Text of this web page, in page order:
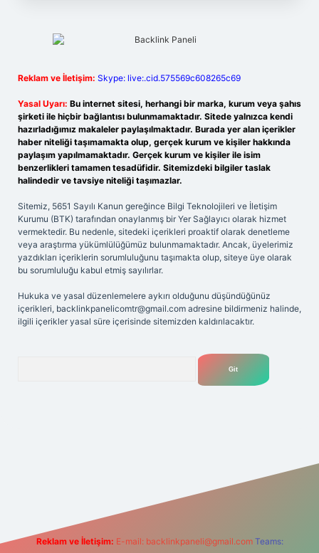
Reklam ve İletişim: Skype: live:.cid.575569c608265c69
Yasal Uyarı: Bu internet sitesi, herhangi bir marka, kurum veya şahıs
şirketi ile hiçbir bağlantısı bulunmamaktadır. Sitede yalnızca kendi
hazırladığımız makaleler paylaşılmaktadır. Burada yer alan içerikler
haber niteliği taşımamakta olup, gerçek kurum ve kişiler hakkında
paylaşım yapılmamaktadır. Gerçek kurum ve kişiler ile isim
benzerlikleri tamamen tesadüfidir. Sitemizdeki bilgiler taslak
halindedir ve tavsiye niteliği taşımazlar.
Sitemiz, 5651 Sayılı Kanun gereğince Bilgi Teknolojileri ve İletişim
Kurumu (BTK) tarafından onaylanmış bir Yer Sağlayıcı olarak hizmet
vermektedir. Bu nedenle, sitedeki içerikleri proaktif olarak denetleme
veya araştırma yükümlülüğümüz bulunmamaktadır. Ancak, üyelerimiz
yazdıkları içeriklerin sorumluluğunu taşımakta olup, siteye üye olarak
bu sorumluluğu kabul etmiş sayılırlar.
Hukuka ve yasal düzenlemelere aykırı olduğunu düşündüğünüz
içerikleri, backlinkpanelicomtr@gmail.com adresine bildirmeniz halinde,
ilgili içerikler yasal süre içerisinde sitemizden kaldırılacaktır.
Reklam ve İletişim: E-mail: backlinkpaneli@gmail.com Teams: